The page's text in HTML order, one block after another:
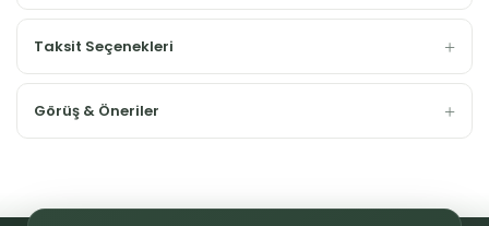
Taksit Seçenekleri
Görüş & Öneriler